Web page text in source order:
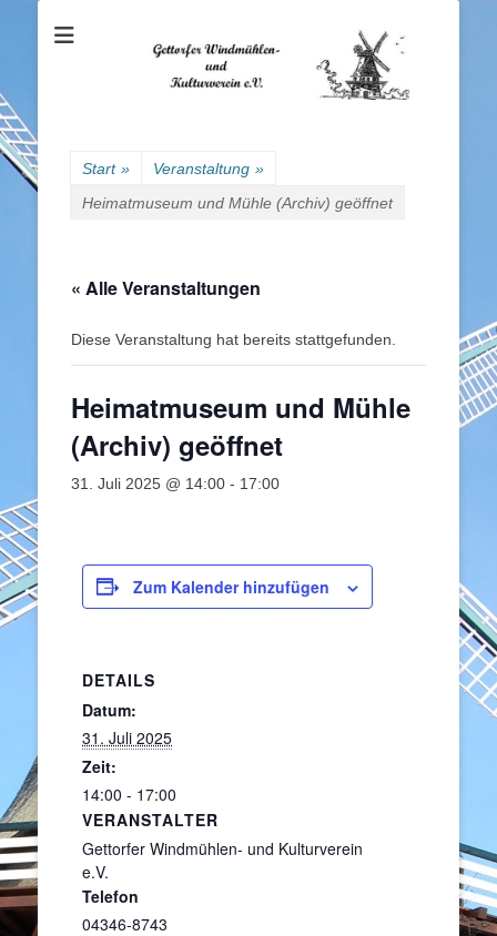
Gettorfer
Windmühlen- und
Kulturverein e.V.
Start » Veranstaltung »
Heimatmuseum und Mühle (Archiv) geöffnet
« Alle Veranstaltungen
Diese Veranstaltung hat bereits stattgefunden.
Heimatmuseum und Mühle
(Archiv) geöffnet
31. Juli 2025 @ 14:00 - 17:00
Zum Kalender hinzufügen
DETAILS
Datum:
31. Juli 2025
Zeit:
14:00 - 17:00
VERANSTALTER
Gettorfer Windmühlen- und Kulturverein
e.V.
Telefon
04346-8743